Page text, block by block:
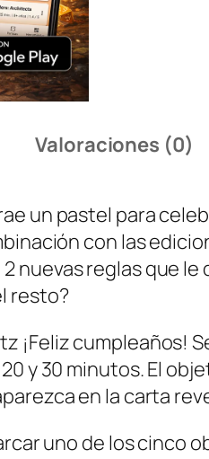
s
r
i
o
a
n
t
d
Valoraciones (0)
un pastel para
con las
nuevas reglas que
resto?
¡Feliz
y 30 minutos. El
en la carta
uno de los cinco